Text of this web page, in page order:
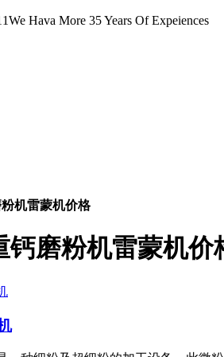
We Hava More 35 Years Of Expeiences
机雷蒙机价格
钙磨粉机雷蒙机价